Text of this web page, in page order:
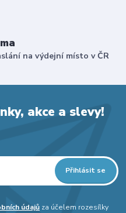
na výdejní místo v ČR
akce a slevy!
Přihlásit se
údajůza účelem rozesílky